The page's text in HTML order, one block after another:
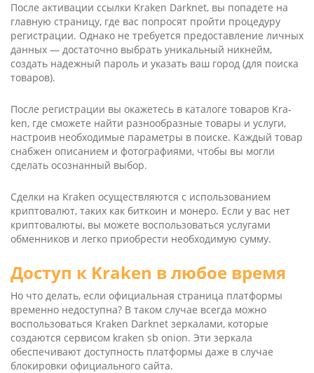
После активации ссылки Kra­ken Dark­net, вы попадете на
главную страницу, где вас попросят пройти процедуру
регистрации. Однако не требуется предоставление личных
данных — достаточно выбрать уникальный никнейм,
создать надежный пароль и указать ваш город (для поиска
товаров).
После регистрации вы окажетесь в каталоге товаров Kra­
ken, где сможете найти разнообразные товары и услуги,
настроив необходимые параметры в поиске. Каждый товар
снабжен описанием и фотографиями, чтобы вы могли
сделать осознанный выбор.
Сделки на Kra­ken осуществляются с использованием
криптовалют, таких как биткоин и монеро. Если у вас нет
криптовалюты, вы можете воспользоваться услугами
обменников и легко приобрести необходимую сумму.
Доступ к Kra­ken в любое время
Но что делать, если официальная страница платформы
временно недоступна? В таком случае всегда можно
воспользоваться Kra­ken Dark­net зеркалами, которые
создаются сервисом kra­ken sb oni­on. Эти зеркала
обеспечивают доступность платформы даже в случае
блокировки официального сайта.